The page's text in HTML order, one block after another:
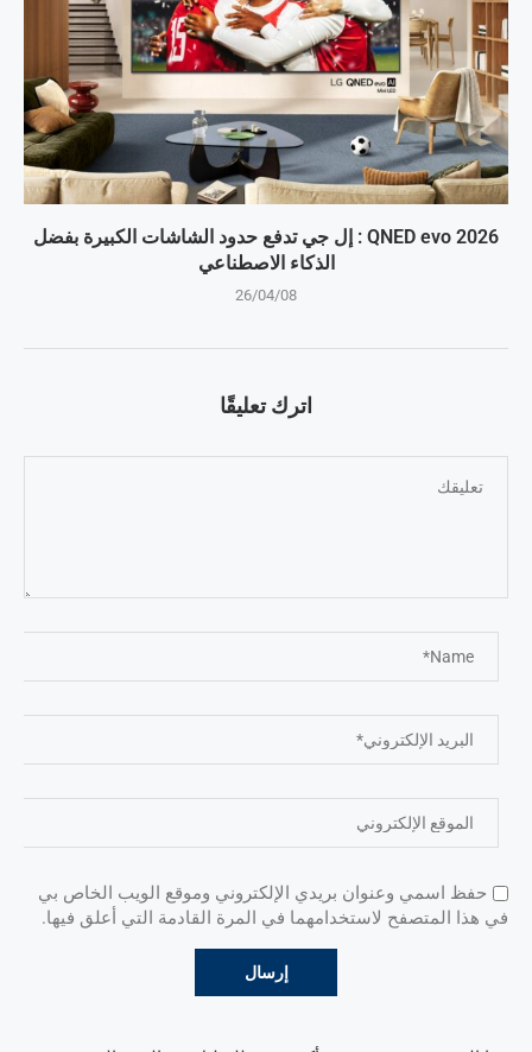
QNED evo 2026 : إل جي تدفع حدود الشاشات الكبيرة بفضل
الذكاء الاصطناعي
26/04/08
اترك تعليقًا
حفظ اسمي وعنوان بريدي الإلكتروني وموقع الويب الخاص بي
في هذا المتصفح لاستخدامهما في المرة القادمة التي أعلق فيها.